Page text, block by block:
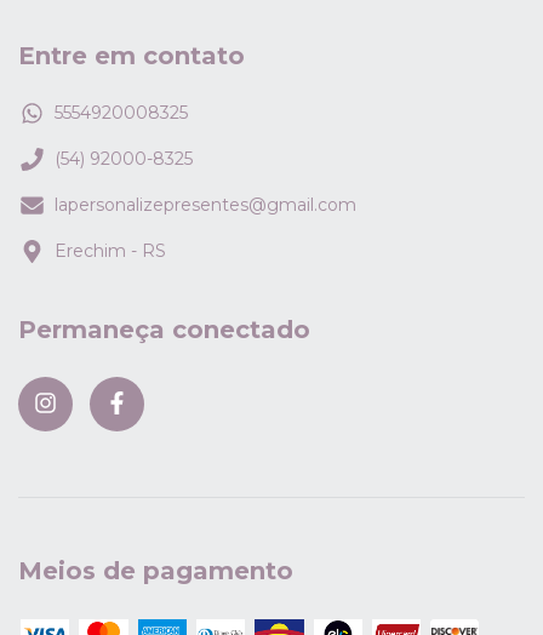
Entre em contato
5554920008325
(54) 92000-8325
lapersonalizepresentes@gmail.com
Erechim - RS
Permaneça conectado
Meios de pagamento